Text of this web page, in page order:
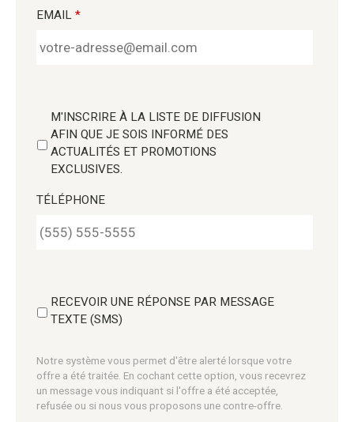
EMAIL *
M'INSCRIRE À LA LISTE DE DIFFUSION
AFIN QUE JE SOIS INFORMÉ DES
ACTUALITÉS ET PROMOTIONS
EXCLUSIVES.
TÉLÉPHONE
RECEVOIR UNE RÉPONSE PAR MESSAGE
TEXTE (SMS)
Notre système vous permet d'être alerté lorsque votre
offre a été traitée. En cochant cette option, vous recevrez
un message vous indiquant si l'offre a été acceptée,
refusée ou si nous vous proposons une contre-offre.